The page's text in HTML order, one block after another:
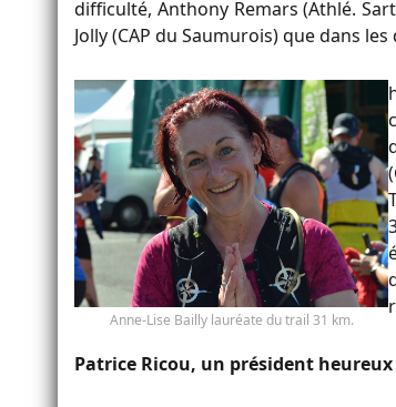
difficulté, Anthony Remars (Athlé.
Jolly (CAP du Saumurois) que dans
Anne-Lise Bailly lauréate du trail 31 km.
Patrice Ricou, un président heureux